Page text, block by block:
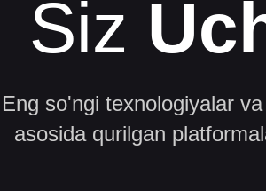
Siz
Eng so'ngi texnologiyalar
asosida qurilgan